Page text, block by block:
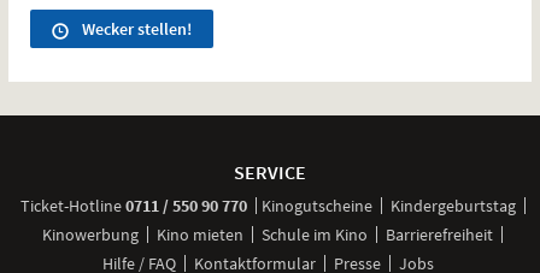
Wecker stellen!
SERVICE
Ticket-Hotline0711 / 550 90 770anrufen
Kinogutscheine
Kindergeburtstag
Kinowerbung
Kino mieten Schule im Kino
Barrierefreiheit
Hilfe / FAQ
Kontaktformular Presse Jobs